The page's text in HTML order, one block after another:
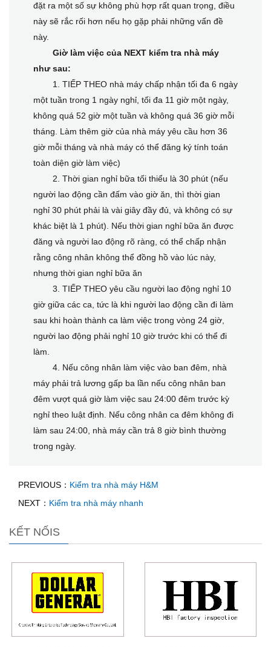
đặt ra một số sự không phù hợp rất quan trọng, điều
này sẽ rắc rối hơn nếu họ gặp phải những vấn đề
này.
Giờ làm việc của NEXT kiểm tra nhà máy
như sau:
1. TIẾP THEO nhà máy chấp nhận tối đa 6 ngày
một tuần trong 1 ngày nghỉ, tối đa 11 giờ một ngày,
không quá 52 giờ một tuần và không quá 36 giờ mỗi
tháng. Làm thêm giờ của nhà máy yêu cầu hơn 36
giờ mỗi tháng và nhà máy có thể đăng ký tính toán
toàn diện giờ làm việc)
2. Thời gian nghỉ bữa tối thiểu là 30 phút (nếu
người lao động cần đấm vào giờ ăn, thì thời gian
nghỉ 30 phút phải là vài giây đầy đủ, và không có sự
khác biệt là 1 phút). Nếu thời gian nghỉ bữa ăn được
đăng và người lao động rõ ràng, có thể chấp nhận
rằng công nhân không thể đồng hồ vào lúc này,
nhưng thời gian nghỉ bữa ăn
3. TIẾP THEO yêu cầu người lao động nghỉ 10
giờ giữa các ca, tức là khi người lao động cần đi làm
sau khi hoàn thành ca làm việc trong vòng 24 giờ,
người lao động phải nghỉ 10 giờ trước khi có thể đi
làm.
4. Nếu công nhân làm việc vào ban đêm, nhà
máy phải trả lương gấp ba lần nếu công nhân ban
đêm vượt quá giờ làm việc sau 24:00 đêm trước kỳ
nghỉ theo luật định. Nếu công nhân ca đêm không đi
làm sau 24:00, nhà máy cần trả 8 giờ bình thường
trong ngày.
PREVIOUS： Kiểm tra nhà máy H&M
NEXT： Kiểm tra nhà máy nhanh
KẾT NỐIS